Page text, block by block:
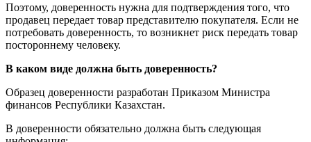
Поэтому, доверенность нужна для подтверждения того, что
продавец передает товар представителю покупателя. Если не
потребовать доверенность, то возникнет риск передать товар
постороннему человеку.
В каком виде должна быть доверенность?
Образец доверенности разработан Приказом Министра
финансов Республики Казахстан.
В доверенности обязательно должна быть следующая